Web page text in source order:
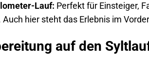
Lauf: Perfekt für Einsteiger,
Auch hier steht das Erlebnis im
auf den